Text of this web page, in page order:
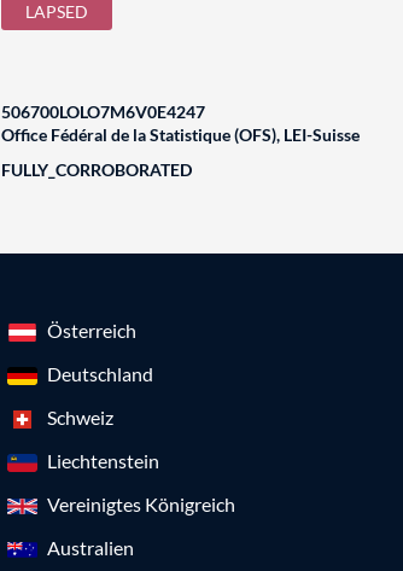
LAPSED
506700LOLO7M6V0E4247
Office Fédéral de la Statistique (OFS), LEI-Suisse
FULLY_CORROBORATED
Österreich
Deutschland
Schweiz
Liechtenstein
Vereinigtes Königreich
Australien